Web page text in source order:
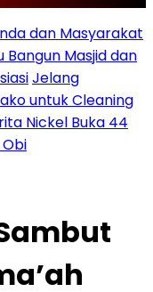
dan Masyarakat
Bangun Masjid dan
Jelang
untuk Cleaning
Nickel Buka 44
Obi